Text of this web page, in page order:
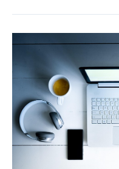
สำคัญ
การ
ออกแบบ
เว็บไซต์